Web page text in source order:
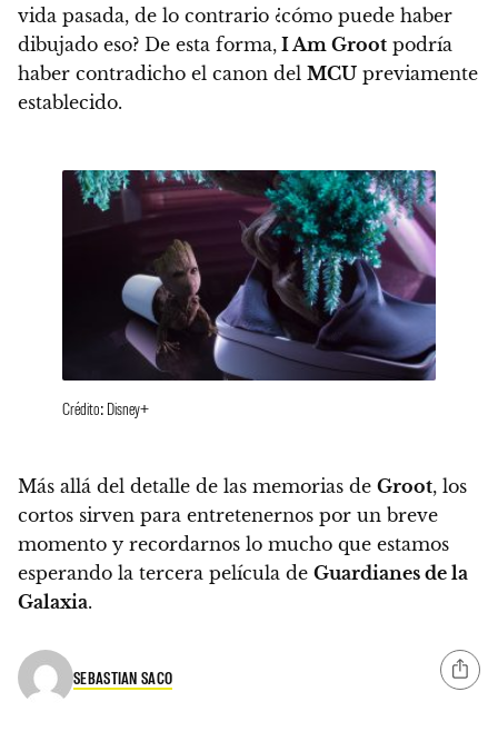
vida pasada, de lo contrario ¿cómo puede haber
dibujado eso? De esta forma, I Am Groot podría
haber contradicho el canon del MCU previamente
establecido.
Crédito: Disney+
Más allá del detalle de las memorias de Groot, los
cortos sirven para entretenernos por un breve
momento y recordarnos lo mucho que estamos
esperando la tercera película de Guardianes de la
Galaxia.
SEBASTIAN SACO